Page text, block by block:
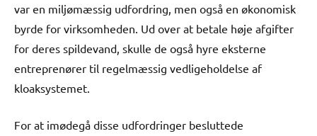
var en miljømæssig udfordring, men også en økonomisk
byrde for virksomheden. Ud over at betale høje afgifter
for deres spildevand, skulle de også hyre eksterne
entreprenører til regelmæssig vedligeholdelse af
kloaksystemet.
For at imødegå disse udfordringer besluttede